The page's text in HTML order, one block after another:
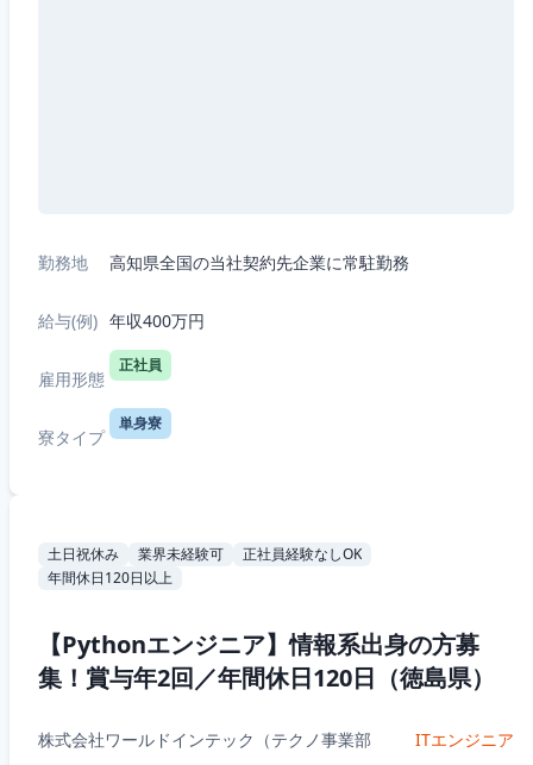
勤務地 高知県全国の当社契約先企業に常駐勤務
給与(例) 年収400万円
雇用形態
正社員
寮タイプ
単身寮
土日祝休み 業界未経験可
正社員経験なしOK
年間休日120日以上
【Pythonエンジニア】情報系出身の方募
集！賞与年2回／年間休日120日（徳島県）
株式会社ワールドインテック（テクノ事業部 ITエンジニア